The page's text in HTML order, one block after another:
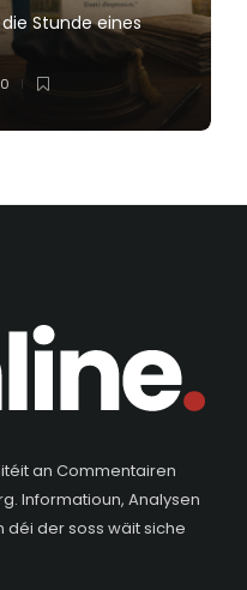
Stunde eines
an Commentairen
Informatioun, Analysen
der soss wäit siche